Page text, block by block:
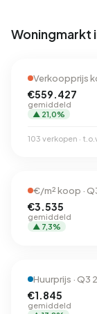
Woningmarkt
Verkoopprijs
€559.427
gemiddeld
▲ 21,0%
103 verkopen ·
€/m² koop ·
€3.535
gemiddeld
▲ 7,3%
Huurprijs · Q3
€1.845
gemiddeld